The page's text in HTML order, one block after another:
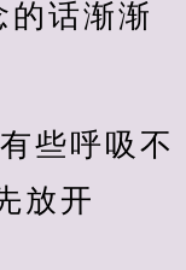
些呼吸不
放开